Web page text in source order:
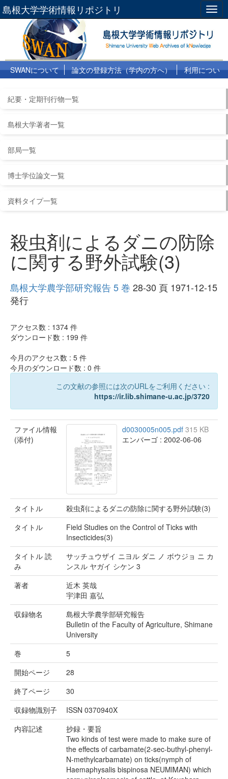
島根大学学術情報リポジトリ
SWANについて 論文の登録方法（学内の方へ）
利用につい
紀要・定期刊行物一覧
島根大学著者一覧
部局一覧
博士学位論文一覧
資料タイプ一覧
殺虫剤によるダニの防除
に関する野外試験(3)
島根大学農学部研究報告 5 巻 28-30 頁 1971-12-15
発行
アクセス数 : 1374 件
ダウンロード数 : 199 件
今月のアクセス数 : 5 件
今月のダウンロード数 : 0 件
この文献の参照には次のURLをご利用ください :
https://ir.lib.shimane-u.ac.jp/3720
ファイル情報
(添付)
d0030005n005.pdf 315 KB
エンバーゴ : 2002-06-06
タイトル
殺虫剤によるダニの防除に関する野外試験(3)
タイトル
Field Studies on the Control of Ticks with
Insecticides(3)
タイトル 読
み
サッチュウザイ ニヨル ダニ ノ ボウジョ ニ カ
ンスル ヤガイ シケン 3
著者
近木 英哉
宇津田 嘉弘
収録物名
島根大学農学部研究報告
Bulletin of the Faculty of Agriculture, Shimane
University
巻
5
開始ページ
28
終了ページ
30
収録物識別子
ISSN 0370940X
内容記述
抄録・要旨
Two kinds of test were made to make sure of
the effects of carbamate(2-sec-buthyl-phenyl-
N-methylcarbamate) on ticks(nymph of
Haemaphysalis bispinosa NEUMlMAN) which